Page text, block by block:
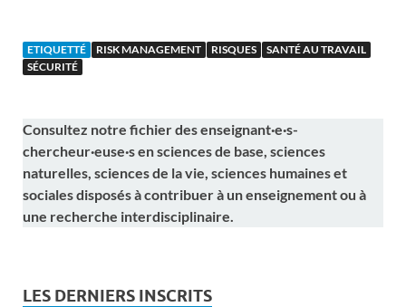
ETIQUETTÉ RISK MANAGEMENT RISQUES
SANTÉ AU TRAVAIL
SÉCURITÉ
Consultez notre fichier des enseignant·e·s-
chercheur·euse·s en sciences de base, sciences
naturelles, sciences de la vie, sciences humaines et
sociales disposés à contribuer à un enseignement ou à
une recherche interdisciplinaire.
LES DERNIERS INSCRITS